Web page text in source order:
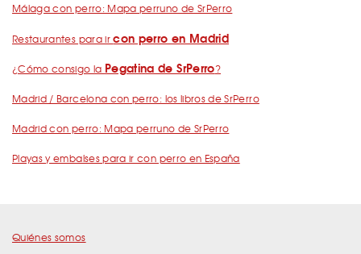
Málaga con perro: Mapa perruno de SrPerro
Restaurantes para ircon perro en Madrid
¿Cómo consigo la Pegatina de SrPerro?
Madrid / Barcelona con perro: los libros de SrPerro
Madrid con perro: Mapa perruno de SrPerro
Playas y embalses para ir con perro en España
Quiénes somos